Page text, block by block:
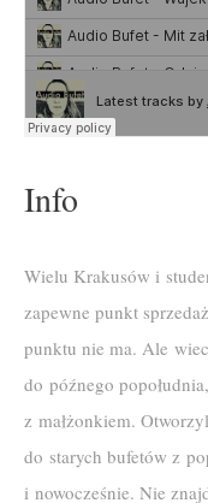
Info
Wielu Krakusów i
zapewne punkt
punktu nie ma. Ale
do późnego
z małżonkiem.
do starych bufetów z
i nowocześnie. Nie